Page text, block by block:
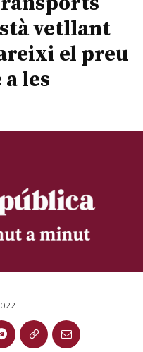
vetllant
el preu
les